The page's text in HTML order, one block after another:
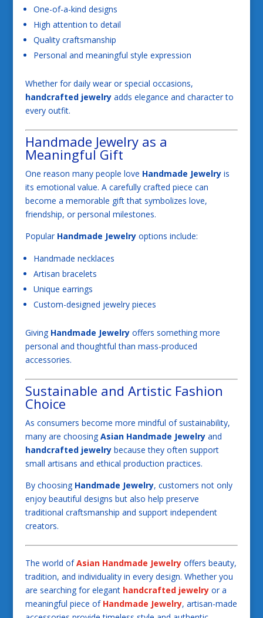
One-of-a-kind designs
High attention to detail
Quality craftsmanship
Personal and meaningful style expression
Whether for daily wear or special occasions,
handcrafted jewelryadds elegance and character to
every outfit.
Handmade Jewelry as a
Meaningful Gift
One reason many people love Handmade Jewelryis
its emotional value. A carefully crafted piece can
become a memorable gift that symbolizes love,
friendship, or personal milestones.
Popular Handmade Jewelryoptions include:
Handmade necklaces
Artisan bracelets
Unique earrings
Custom-designed jewelry pieces
Giving Handmade Jewelryoffers something more
personal and thoughtful than mass-produced
accessories.
Sustainable and Artistic Fashion
Choice
As consumers become more mindful of sustainability,
many are choosingAsian Handmade Jewelryand
handcrafted jewelrybecause they often support
small artisans and ethical production practices.
By choosing Handmade Jewelry, customers not only
enjoy beautiful designs but also help preserve
traditional craftsmanship and support independent
creators.
The world ofAsian Handmade Jewelryoffers beauty,
tradition, and individuality in every design. Whether you
are searching for elegant handcrafted jewelryor a
meaningful piece of Handmade Jewelry, artisan-made